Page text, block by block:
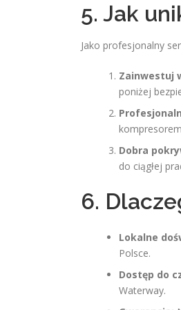
5. Jak
Jako profesjonalny
Zainwestuj
poniżej
Dobra
do ciągłej
6.
Lokalne
Polsce.
Dostęp do
Waterway.